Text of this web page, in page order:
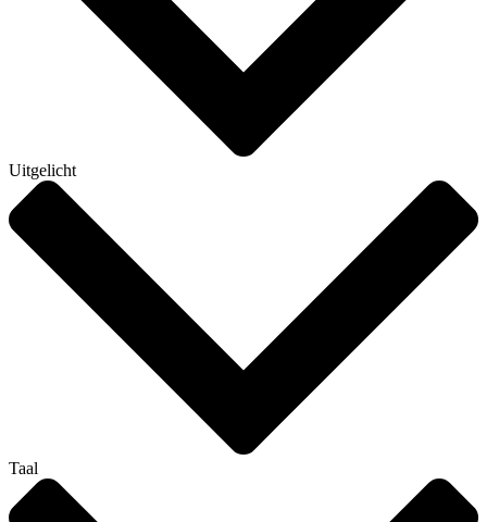
Uitgelicht
Taal